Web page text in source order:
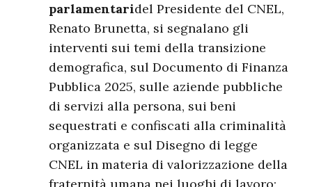
parlamentaridel Presidente del CNEL,
Renato Brunetta, si segnalano gli
interventi sui temi della transizione
demografica, sul Documento di Finanza
Pubblica 2025, sulle aziende pubbliche
di servizi alla persona, sui beni
sequestrati e confiscati alla criminalità
organizzata e sul Disegno di legge
CNEL in materia di valorizzazione della